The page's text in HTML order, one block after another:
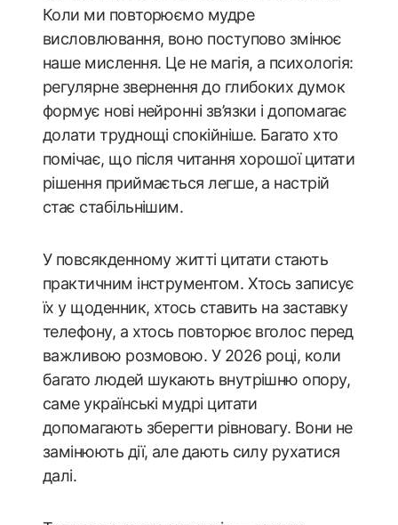
Коли ми повторюємо мудре
висловлювання, воно поступово змінює
наше мислення. Це не магія, а психологія:
регулярне звернення до глибоких думок
формує нові нейронні зв’язки і допомагає
долати труднощі спокійніше. Багато хто
помічає, що після читання хорошої цитати
рішення приймається легше, а настрій
стає стабільнішим.
У повсякденному житті цитати стають
практичним інструментом. Хтось записує
їх у щоденник, хтось ставить на заставку
телефону, а хтось повторює вголос перед
важливою розмовою. У 2026 році, коли
багато людей шукають внутрішню опору,
саме українські мудрі цитати
допомагають зберегти рівновагу. Вони не
замінюють дії, але дають силу рухатися
далі.